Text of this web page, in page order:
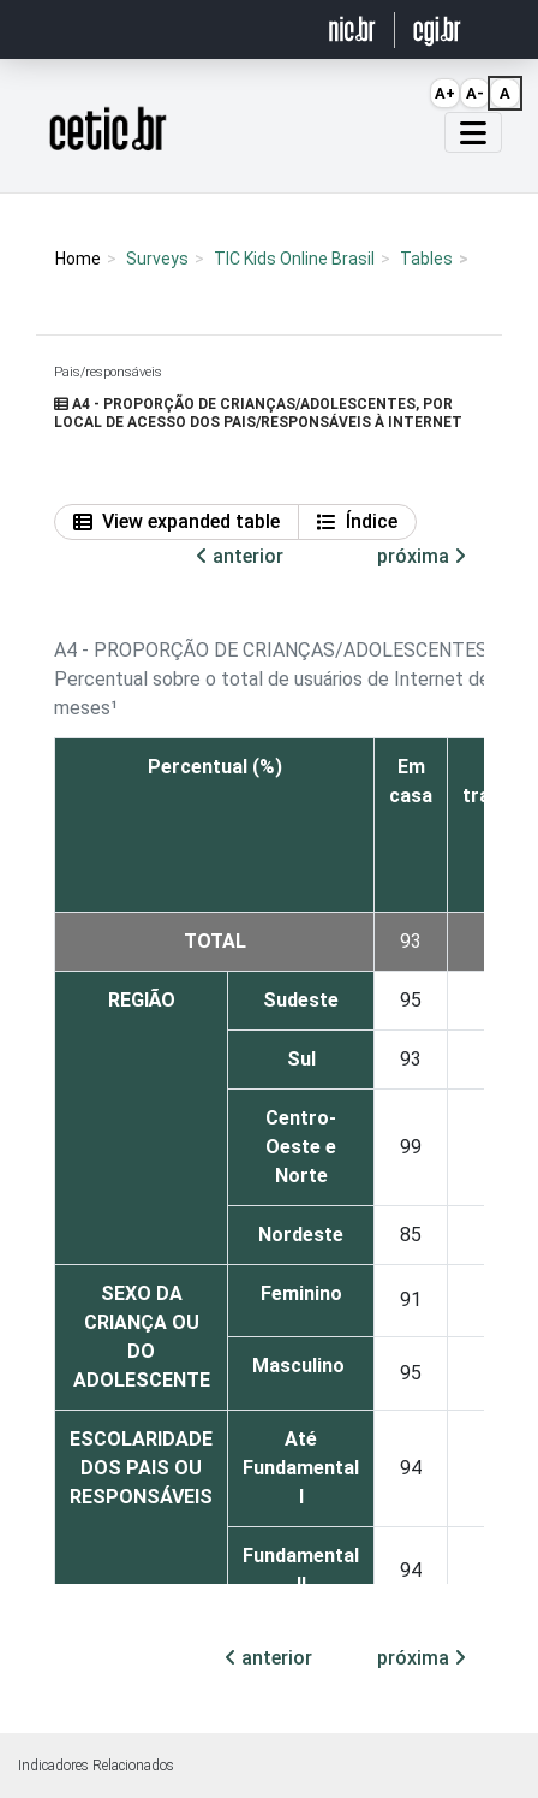
Página inicial
Home Surveys TIC Kids Online Brasil Tables
Pais/responsáveis
A4 - PROPORÇÃO DE CRIANÇAS/ADOLESCENTES, POR
LOCAL DE ACESSO DOS PAIS/RESPONSÁVEIS À INTERNET
View expanded table
Índice
anterior
próxima
A4 - PROPORÇÃO DE CRIANÇAS/ADOLESCENTES,
Percentual sobre o total de usuários de Internet de 9 a
meses¹
Percentual (%)
Em
casa
trabalho
TOTAL 93
REGIÃO Sudeste 95
Sul 93
Centro-
Oeste e
Norte
99
Nordeste 85
SEXO DA
CRIANÇA OU
DO
ADOLESCENTE
Feminino 91
Masculino 95
ESCOLARIDADE
DOS PAIS OU
RESPONSÁVEIS
Até
Fundamental
I
94
Fundamental
II
94
mais
93
DA CRIANÇA
anterior próxima
Indicadores Relacionados
A+ A- A